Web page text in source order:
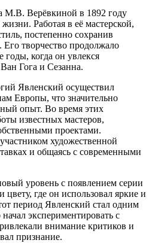
М.В. Верёвкиной в 1892 году
Работая в её мастерской,
постепенно сохранив
творчество продолжало
когда он увлекся
Гога и Сезанна.
Явленский осуществил
Европы, что значительно
опыт. Во время этих
известных мастеров,
проектами.
художественной
и общаясь с современными
уровень с появлением серии
где он использовал яркие и
период Явленский стал одним
экспериментировать с
внимание критиков и
признание.